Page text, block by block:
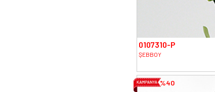
0107310-P
ŞEBBOY
%40